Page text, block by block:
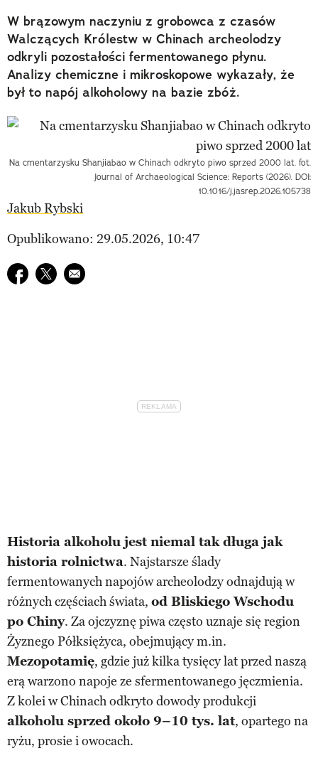
W brązowym naczyniu z grobowca z czasów
Walczących Królestw w Chinach archeolodzy
odkryli pozostałości fermentowanego płynu.
Analizy chemiczne i mikroskopowe wykazały, że
był to napój alkoholowy na bazie zbóż.
Na cmentarzysku Shanjiabao w Chinach odkryto piwo sprzed 2000 lat. fot.
Journal of Archaeological Science: Reports (2026). DOI:
10.1016/j.jasrep.2026.105738
Jakub Rybski
Opublikowano: 29.05.2026, 10:47
Udostępnij na facebook
Udostępnij na twitter
E-mail do przyjaciela
Historia alkoholu jest niemal tak długa jak
historia rolnictwa. Najstarsze ślady
fermentowanych napojów archeolodzy odnajdują w
różnych częściach świata, od Bliskiego Wschodu
po Chiny. Za ojczyznę piwa często uznaje się region
Żyznego Półksiężyca, obejmujący m.in.
Mezopotamię, gdzie już kilka tysięcy lat przed naszą
erą warzono napoje ze sfermentowanego jęczmienia.
Z kolei w Chinach odkryto dowody produkcji
alkoholu sprzed około 9–10 tys. lat, opartego na
ryżu, prosie i owocach.